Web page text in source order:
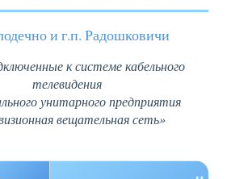
и г.п. Радошковичи
к системе кабельного
телевидения
унитарного предприятия
вещательная сеть»